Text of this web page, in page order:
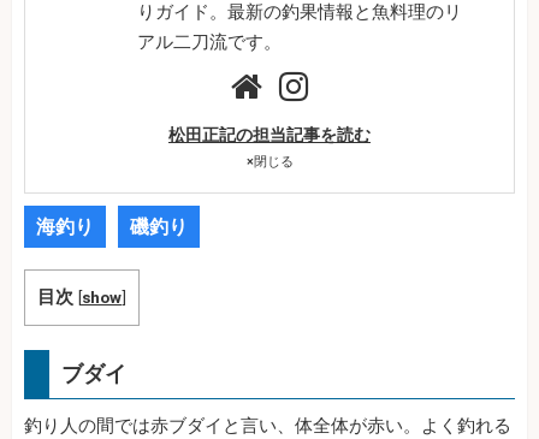
りガイド。最新の釣果情報と魚料理のリ
アル二刀流です。
松田正記の担当記事を読む
×閉じる
海釣り 磯釣り
目次 [show]
ブダイ
釣り人の間では赤ブダイと言い、体全体が赤い。よく釣れる